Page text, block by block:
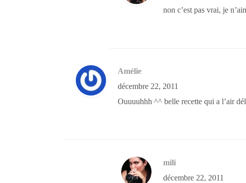
non c’est pas vrai, je
Amélie
décembre 22, 2011
Ouuuuhhh ^^ belle recette qui a l’air
mili
décembre 22, 2011